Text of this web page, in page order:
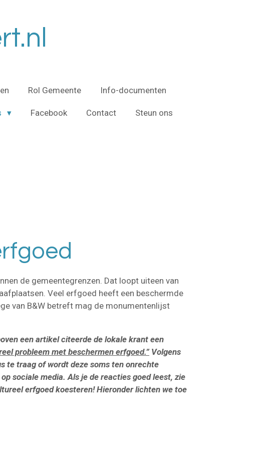
Rol Gemeente Info-documenten
Facebook Contact Steun ons
de gemeentegrenzen. Dat loopt uiteen van
Veel erfgoed heeft een beschermde
van B&W betreft mag de monumentenlijst
een artikel citeerde de lokale krant een
probleem met beschermen erfgoed.”Volgens
te traag of wordt deze soms ten onrechte
sociale media. Als je de reacties goed leest, zie
erfgoed koesteren! Hieronder lichten we toe